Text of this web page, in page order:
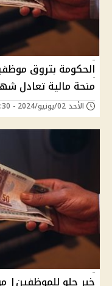
منحة مالية تعادل
الأحد 02/يونيو/2024 - 06:30 م
خبر حلو للموظفين|